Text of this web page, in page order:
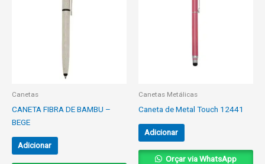
Canetas
CANETA FIBRA DE BAMBU –
BEGE
Adicionar
Canetas Metálicas
Caneta de Metal Touch 12441
Adicionar
Orçar via WhatsApp